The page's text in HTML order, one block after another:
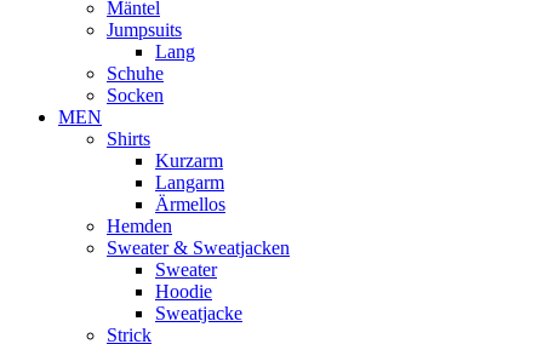
Mäntel
Jumpsuits
Lang
Schuhe
Socken
MEN
Shirts
Kurzarm
Langarm
Ärmellos
Hemden
Sweater & Sweatjacken
Sweater
Hoodie
Sweatjacke
Strick